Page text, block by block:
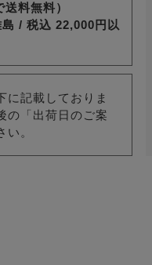
料無料）
島 /税込 22,000円以
に記載しておりま
の「出荷日のご案
。